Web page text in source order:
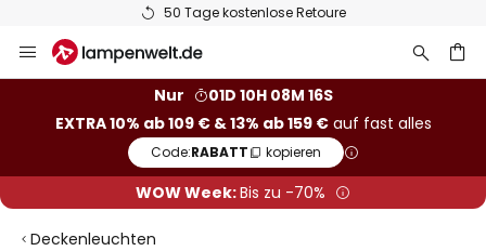
50 Tage kostenlose Retoure
Inhalt
Nur
01D 10H 08M 16S
EXTRA 10% ab 109 € & 13% ab 159 €auf fast alles
Code:RABATT kopieren
WOW Week:Bis zu -70%
Deckenleuchten